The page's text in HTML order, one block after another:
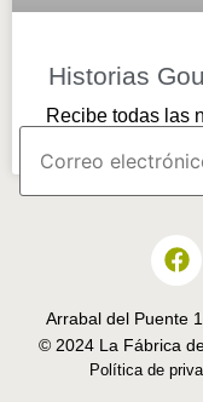
Historias
Recibe todas las
Arrabal del Puente
© 2024 La Fábrica
Política de